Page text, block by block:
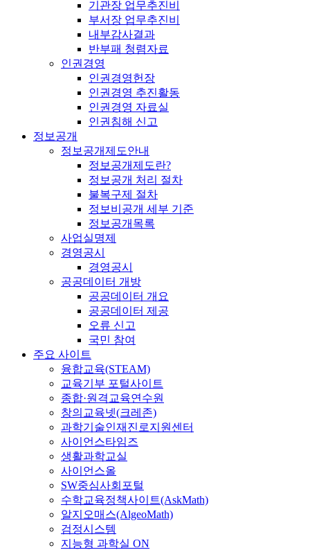
기관장 업무추진비
부서장 업무추진비
내부감사결과
반부패 청렴자료
인권경영
인권경영헌장
인권경영 추진활동
인권경영 자료실
인권침해 신고
정보공개
정보공개제도안내
정보공개제도란?
정보공개 처리 절차
불복구제 절차
정보비공개 세부 기준
정보공개목록
사업실명제
경영공시
경영공시
공공데이터 개방
공공데이터 개요
공공데이터 제공
오류 신고
국민 참여
주요 사이트
융합교육(STEAM)
교육기부 포털사이트
종합·원격교육연수원
창의교육넷(크레존)
과학기술인재진로지원센터
사이언스타임즈
생활과학교실
사이언스올
SW중심사회포털
수학교육정책사이트(AskMath)
알지오매스(AlgeoMath)
검정시스템
지능형 과학실 ON